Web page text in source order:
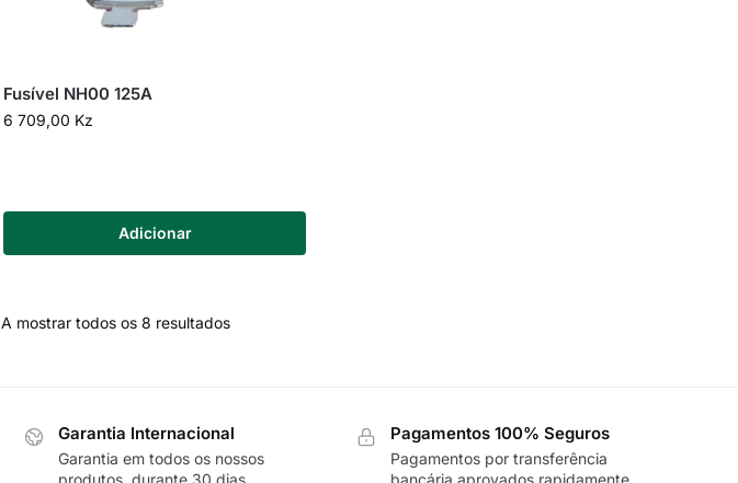
Fusível NH00 125A
6 709,00 Kz
Adicionar
A mostrar todos os 8 resultados
Garantia Internacional
Garantia em todos os nossos
produtos, durante 30 dias
Pagamentos 100% Seguros
Pagamentos por transferência
bancária aprovados rapidamente